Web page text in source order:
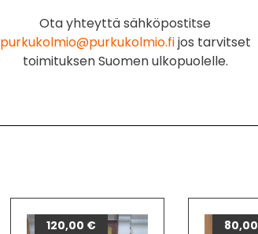
Ota yhteyttä sähköpostitse
purkukolmio@purkukolmio.fijos tarvitset
toimituksen Suomen ulkopuolelle.
120,00 € 80,00